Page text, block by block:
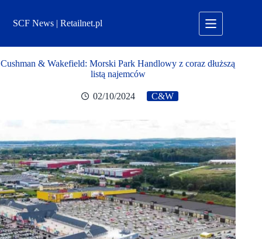
treściSCF News | Retailnet.pl
Cushman & Wakefield: Morski Park Handlowy z coraz dłuższą
listą najemców
02/10/2024 C&W